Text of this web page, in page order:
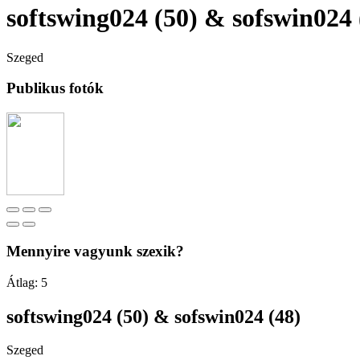
softswing024 (50) & sofswin024
Szeged
Publikus fotók
Mennyire vagyunk szexik?
Átlag: 5
softswing024 (50) & sofswin024 (48)
Szeged